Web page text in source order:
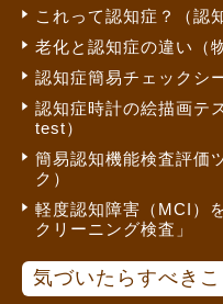
これって認知症？（認
老化と認知症の違い（
認知症簡易チェックシ
認知症時計の絵描画テ
test）
簡易認知機能検査評価
ク）
軽度認知障害（MCI）
クリーニング検査」
気づいたらすべきこ